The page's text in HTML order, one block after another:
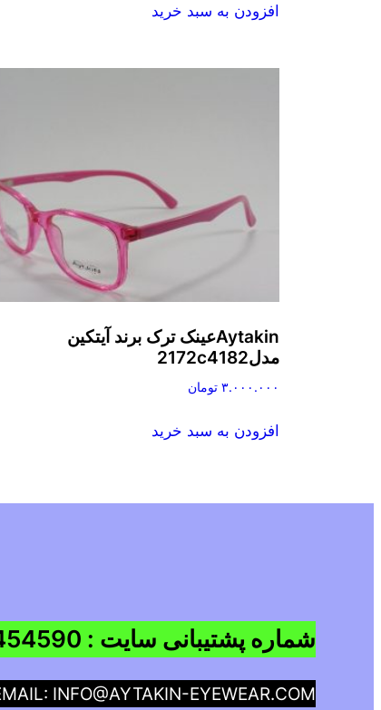
افزودن به سبد خرید
Aytakinعینک ترک برند آیتکین
مدل2172c4182
۳.۰۰۰.۰۰۰ تومان
افزودن به سبد خرید
شماره پشتیبانی سایت : 09960454590
INFO@AYTAKIN-EYEWEAR.COM